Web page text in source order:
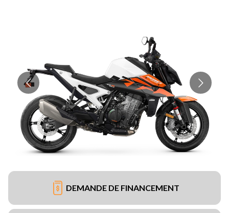
DEMANDE DE FINANCEMENT